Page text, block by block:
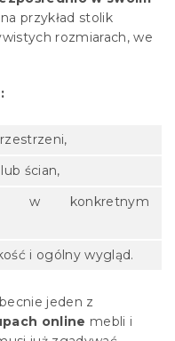
przykład stolik
rozmiarach, we
ścian,
w konkretnym
i ogólny wygląd.
jeden z
online mebli i